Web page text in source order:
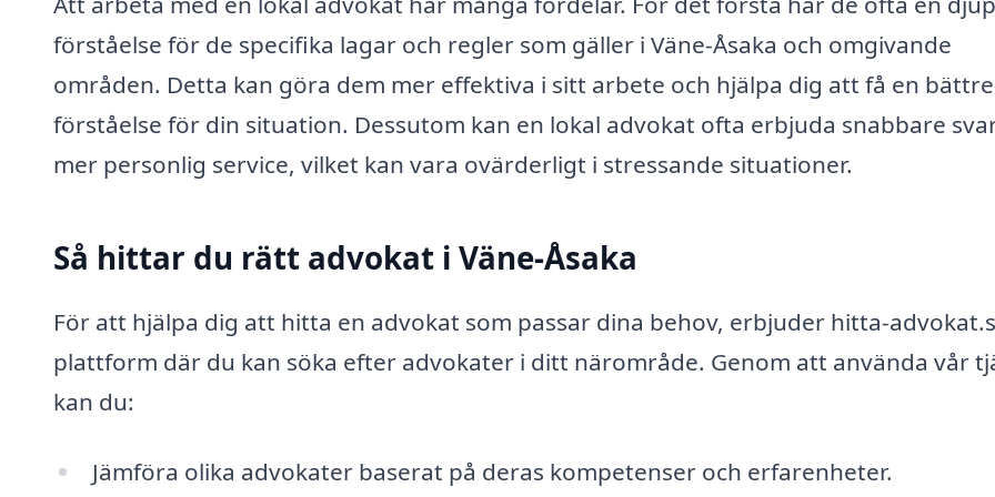
förståelse för de specifika lagar och regler som gäller i Väne-Åsaka och omgivande
områden. Detta kan göra dem mer effektiva i sitt arbete och hjälpa dig att få en bättre
förståelse för din situation. Dessutom kan en lokal advokat ofta erbjuda snabbare
mer personlig service, vilket kan vara ovärderligt i stressande situationer.
Så hittar du rätt advokat i Väne-Åsaka
För att hjälpa dig att hitta en advokat som passar dina behov, erbjuder hitta-
plattform där du kan söka efter advokater i ditt närområde. Genom att använda vår
kan du:
Jämföra olika advokater baserat på deras kompetenser och erfarenheter.